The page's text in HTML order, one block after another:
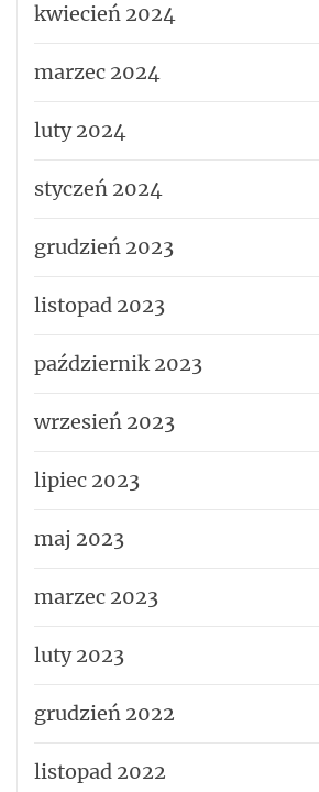
kwiecień 2024
marzec 2024
luty 2024
styczeń 2024
grudzień 2023
listopad 2023
październik 2023
wrzesień 2023
lipiec 2023
maj 2023
marzec 2023
luty 2023
grudzień 2022
listopad 2022